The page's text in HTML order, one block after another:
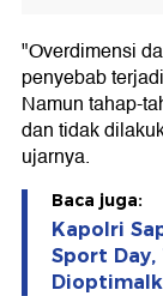
"Overdimensi
penyebab
Namun tahap-
dan tidak
ujarnya.
Baca juga:
Kapolri
Sport